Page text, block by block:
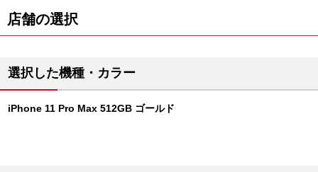
店舗の選択
選択した機種・カラー
iPhone 11 Pro Max 512GB ゴールド